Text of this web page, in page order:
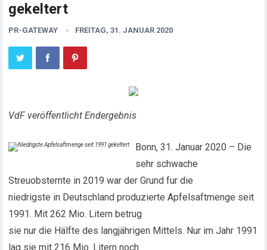
gekeltert
PR-GATEWAY FREITAG, 31. JANUAR 2020
VdF veröffentlicht Endergebnis
Bonn, 31. Januar 2020 – Die
sehr schwache
Streuobsternte in 2019 war der Grund fur die
niedrigste in Deutschland produzierte Apfelsaftmenge seit
1991. Mit 262 Mio. Litern betrug
sie nur die Hälfte des langjährigen Mittels. Nur im Jahr 1991
lag sie mit 216 Mio. Litern noch